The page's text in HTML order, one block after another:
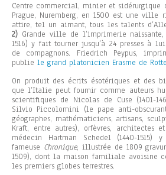
Centre commercial, minier et
Prague, Nuremberg, en 1500 est une
attire, tel un aimant, tous les talents
2) Grande ville de l’imprimerie naissante,
1516) y fait tourner jusqu’à 24 presses à
de compagnons. Friedrich Peypus,
publie le grand platonicien Erasme de
On produit des écrits ésotériques et des
que l’Italie peut fournir comme auteurs
scientifiques de Nicolas de Cuse (1401-
Silvio Piccolomini (le pape anti-
géographes, mathématiciens, artisans,
Kraft, entre autres), orfèvres, architectes
médecin Hartman Schedel (1440-
fameuse Chronique, illustrée de 1809
1509), dont la maison familiale avoisine
les premiers globes terrestres.